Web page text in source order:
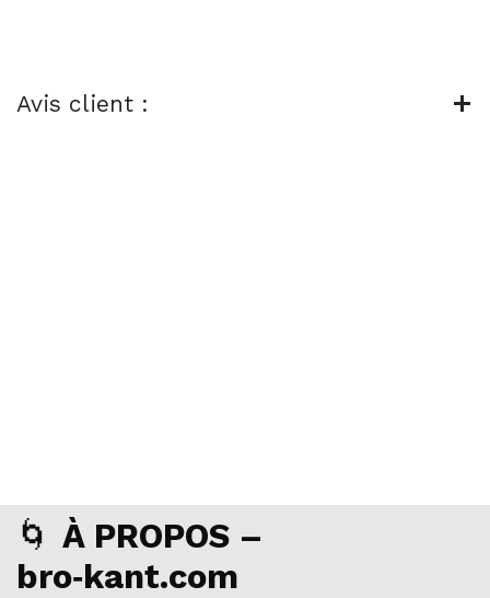
Avis client :
🌀 À PROPOS –
bro‑kant.com